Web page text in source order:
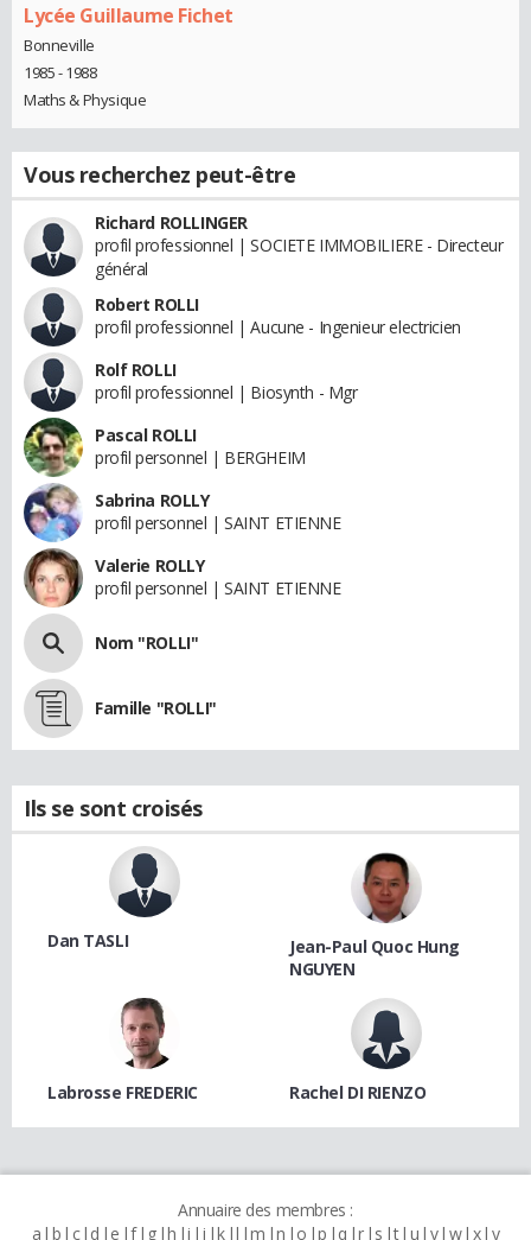
Lycée Guillaume Fichet
Bonneville
1985 - 1988
Maths & Physique
Vous recherchez peut-être
Richard ROLLINGER
profil professionnel | SOCIETE IMMOBILIERE - Directeur
général
Robert ROLLI
profil professionnel | Aucune - Ingenieur electricien
Rolf ROLLI
profil professionnel | Biosynth - Mgr
Pascal ROLLI
profil personnel | BERGHEIM
Sabrina ROLLY
profil personnel | SAINT ETIENNE
Valerie ROLLY
profil personnel | SAINT ETIENNE
Nom "ROLLI"
Famille "ROLLI"
Ils se sont croisés
Dan TASLI
Jean-Paul Quoc Hung
NGUYEN
Labrosse FREDERIC Rachel DI RIENZO
Annuaire des membres :
a b c d e f g h i j k l m n o p q r s t u v w x y